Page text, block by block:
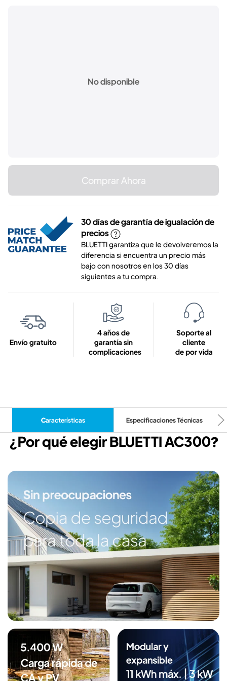
No disponible
Comprar Ahora
30 días de garantía de igualación de
precios
BLUETTI garantiza que le devolveremos la
diferencia si encuentra un precio más
bajo con nosotros en los 30 días
siguientes a tu compra.
Envío gratuito
4 años de
garantía sin
complicaciones
Soporte al
cliente
de por vida
Características Especificaciones Técnicas
¿Por qué elegir BLUETTI AC300?